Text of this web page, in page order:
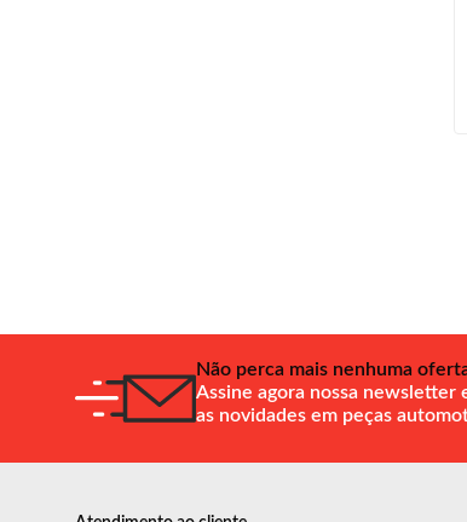
Não perca mais nenhuma
Assine agora nossa
as novidades em peças